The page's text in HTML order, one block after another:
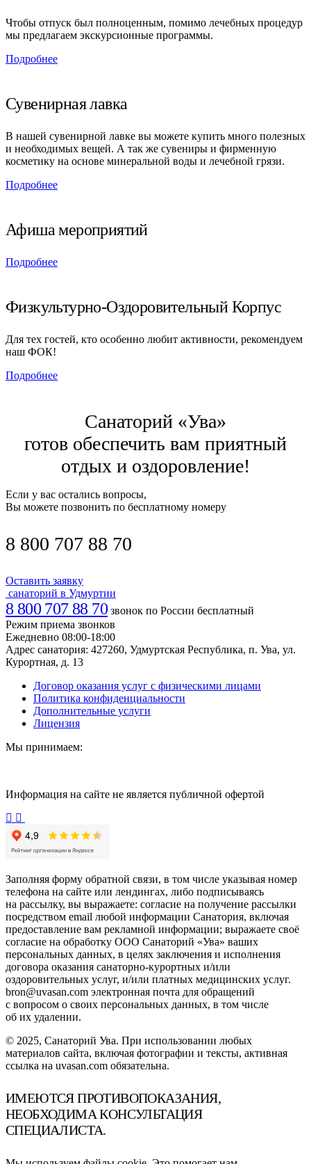
Чтобы отпуск был полноценным, помимо лечебных процедур
мы предлагаем экскурсионные программы.
Подробнее
Сувенирная лавка
В нашей сувенирной лавке вы можете купить много полезных
и необходимых вещей. А так же сувениры и фирменную
косметику на основе минеральной воды и лечебной грязи.
Подробнее
Афиша мероприятий
Подробнее
Физкультурно-Оздоровительный Корпус
Для тех гостей, кто особенно любит активности, рекомендуем
наш ФОК!
Подробнее
Санаторий «Ува»
готов обеспечить вам приятный
отдых и оздоровление!
Если у вас остались вопросы,
Вы можете позвонить по бесплатному номеру
8 800 707 88 70
Оставить заявку
санаторий в Удмуртии
8 800 707 88 70 звонок по России бесплатный
Режим приема звонков
Ежедневно 08:00-18:00
Адрес санатория: 427260, Удмуртская Республика, п. Ува, ул.
Курортная, д. 13
Договор оказания услуг с физическими лицами
Политика конфиденциальности
Дополнительные услуги
Лицензия
Мы принимаем:
Информация на сайте не является публичной офертой
Заполняя форму обратной связи, в том числе указывая номер
телефона на сайте или лендингах, либо подписываясь
на рассылку, вы выражаете: согласие на получение рассылки
посредством email любой информации Санатория, включая
предоставление вам рекламной информации; выражаете своё
согласие на обработку ООО Санаторий «Ува» ваших
персональных данных, в целях заключения и исполнения
договора оказания санаторно-курортных и/или
оздоровительных услуг, и/или платных медицинских услуг.
bron@uvasan.com электронная почта для обращений
с вопросом о своих персональных данных, в том числе
об их удалении.
© 2025, Санаторий Ува. При использовании любых
материалов сайта, включая фотографии и тексты, активная
ссылка на uvasan.com обязательна.
ИМЕЮТСЯ ПРОТИВОПОКАЗАНИЯ,
НЕОБХОДИМА КОНСУЛЬТАЦИЯ
СПЕЦИАЛИСТА.